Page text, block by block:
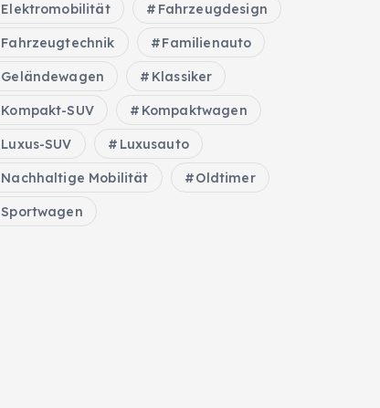
Elektromobilität Fahrzeugdesign
Fahrzeugtechnik Familienauto
Geländewagen Klassiker
Kompakt-SUV Kompaktwagen
Luxus-SUV Luxusauto
Nachhaltige Mobilität Oldtimer
Sportwagen